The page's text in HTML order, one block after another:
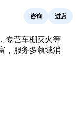
咨询 进店
专营车棚灭火等
，服务多领域消